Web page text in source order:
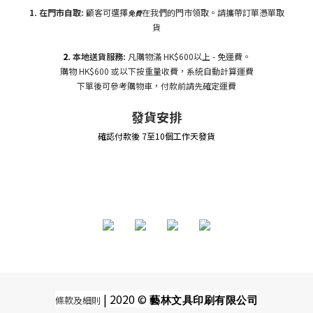
1. 在門市自取: 顧客可選擇免費在我們的門市領取。請攜帶訂單憑單取
貨
2. 本地送貨服務: 凡購物滿 HK$600以上 - 免運費。
購物 HK$600 或以下按重量收費，系統自動計算運費
下單後可參考購物車，付款前請先確定運費
發貨安排
確認付款後 7至10個工作天發貨
條款及細則 | 2020 © 藝林文具印刷有限公司